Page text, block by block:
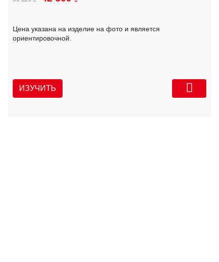
Цена указана на изделие на фото и является
ориентировочной.
ИЗУЧИТЬ